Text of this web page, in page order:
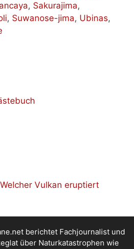
, Sakurajima,
, Suwanose-jima, Ubinas,
Vulkan eruptiert
berichtet Fachjournalist und
über Naturkatastrophen wie